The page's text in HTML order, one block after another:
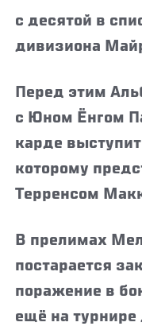
с десятой в
дивизиона
Перед этим
с Юном Ёнгом
карде
которому
Терренсом
В прелимах
постарается
поражение в
ещё на